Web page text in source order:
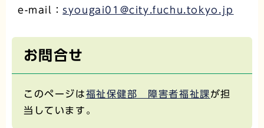
e-mail：syougai01@city.fuchu.tokyo.jp
お問合せ
このページは福祉保健部 障害者福祉課が担
当しています。